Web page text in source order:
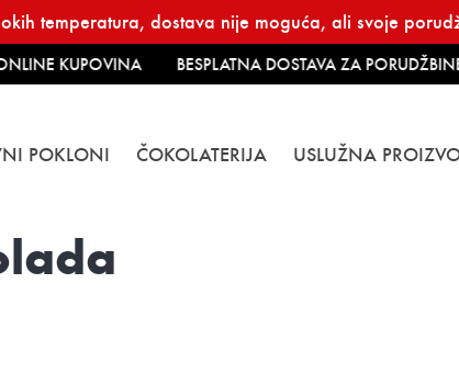
temperatura, dostava nije moguća, ali svoje
KUPOVINA BESPLATNA DOSTAVA ZA
POKLONI ČOKOLATERIJA USLUŽNA